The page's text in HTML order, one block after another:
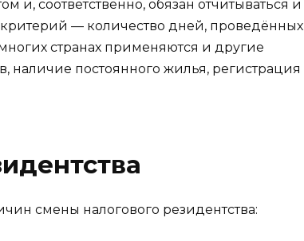
и, соответственно, обязан отчитываться и
— количество дней, проведённых
странах применяются и другие
наличие постоянного жилья, регистрация
смены налогового резидентства: